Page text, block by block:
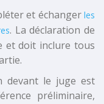
et échanger les
. La déclaration de
et doit inclure tous
devant le juge est
préliminaire,